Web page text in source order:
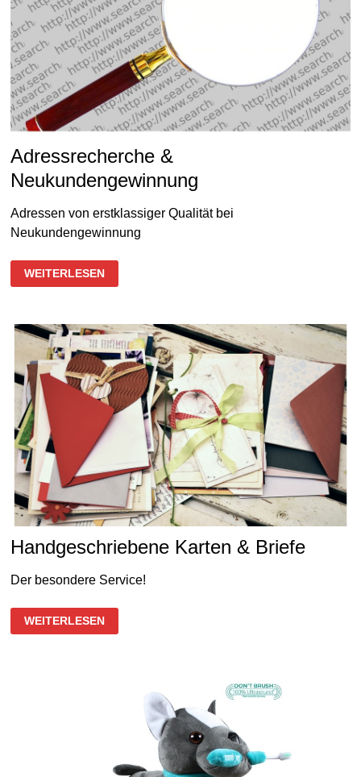
Adressrecherche &
Neukundengewinnung
Adressen von erstklassiger Qualität bei
Neukundengewinnung
ADRESSRECHERCHE
&
WEITERLESEN
Handgeschriebene Karten & Briefe
Der besondere Service!
HANDGESCHRIEBENE
KARTEN
&
WEITERLESEN